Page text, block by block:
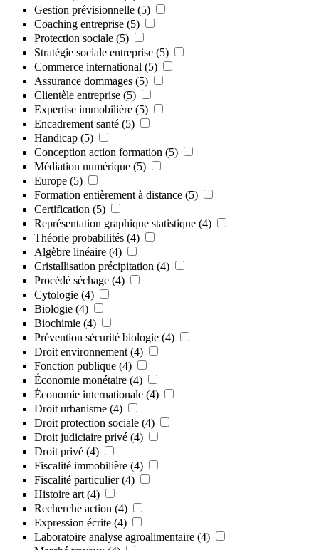
Gestion prévisionnelle (5)
Coaching entreprise (5)
Protection sociale (5)
Stratégie sociale entreprise (5)
Commerce international (5)
Assurance dommages (5)
Clientèle entreprise (5)
Expertise immobilière (5)
Encadrement santé (5)
Handicap (5)
Conception action formation (5)
Médiation numérique (5)
Europe (5)
Formation entièrement à distance (5)
Certification (5)
Représentation graphique statistique (4)
Théorie probabilités (4)
Algèbre linéaire (4)
Cristallisation précipitation (4)
Procédé séchage (4)
Cytologie (4)
Biologie (4)
Biochimie (4)
Prévention sécurité biologie (4)
Droit environnement (4)
Fonction publique (4)
Économie monétaire (4)
Économie internationale (4)
Droit urbanisme (4)
Droit protection sociale (4)
Droit judiciaire privé (4)
Droit privé (4)
Fiscalité immobilière (4)
Fiscalité particulier (4)
Histoire art (4)
Recherche action (4)
Expression écrite (4)
Laboratoire analyse agroalimentaire (4)